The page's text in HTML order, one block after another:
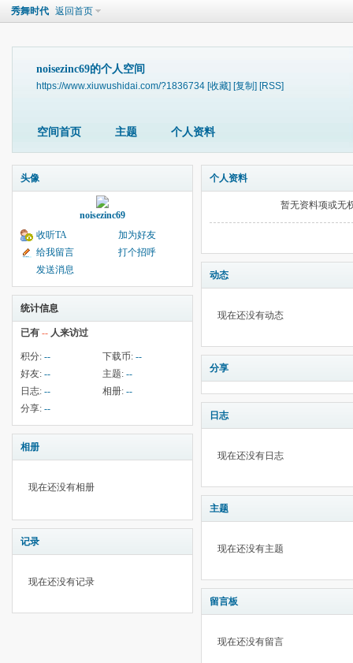
秀舞时代 返回首页
noisezinc69的个人空间
https://www.xiuwushidai.com/?1836734 [收藏] [复制] [RSS]
空间首页 主题 个人资料
头像
noisezinc69
收听TA
加为好友
给我留言
打个招呼
发送消息
统计信息
已有 -- 人来访过
积分: -- 下载币: --
好友: -- 主题: --
日志: -- 相册: --
分享: --
相册
现在还没有相册
记录
现在还没有记录
个人资料
暂无资料项或无
动态
现在还没有动态
分享
日志
现在还没有日志
主题
现在还没有主题
留言板
现在还没有留言